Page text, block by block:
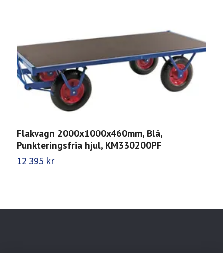
Flakvagn 2000x1000x460mm, Blå,
Punkteringsfria hjul, KM330200PF
12 395 kr